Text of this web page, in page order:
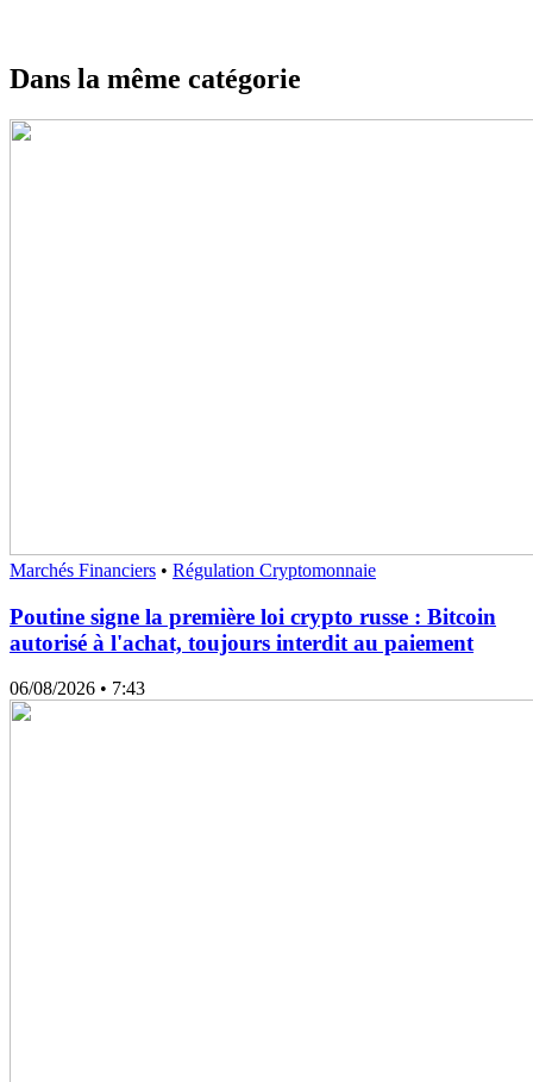
Dans la même catégorie
Marchés Financiers • Régulation Cryptomonnaie
Poutine signe la première loi crypto russe : Bitcoin
autorisé à l'achat, toujours interdit au paiement
06/08/2026 • 7:43